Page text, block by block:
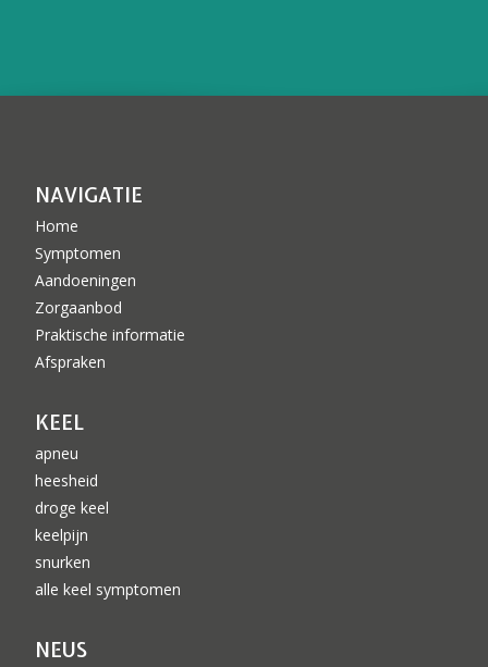
NAVIGATIE
Home
Symptomen
Aandoeningen
Zorgaanbod
Praktische informatie
Afspraken
KEEL
apneu
heesheid
droge keel
keelpijn
snurken
alle keel symptomen
NEUS